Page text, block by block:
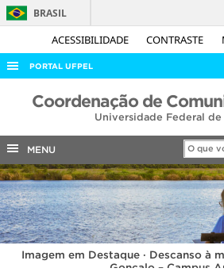
ACESSIBILIDADE CONTRASTE
BRASIL
PORTAL UFPEL
ACESSO À INFORMAÇÃO
COBALTO
CONCURSOS
EDITAIS
INTERNACIONAL
OUVIDORIA
Coordenação de
Universidade Federal de
MENU
Imagem em Destaque · Descanso à
Gonçalo – Campus